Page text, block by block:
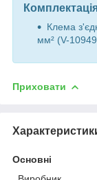
Клема
мм² (V-
Приховати
Основні